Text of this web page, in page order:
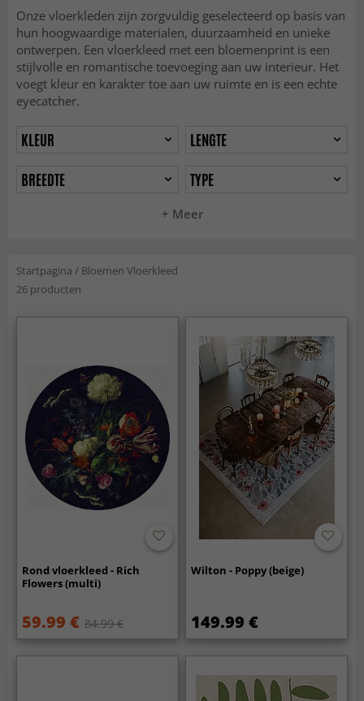
Onze vloerkleden zijn zorgvuldig geselecteerd op basis van
hun hoogwaardige materialen, duurzaamheid en unieke
ontwerpen. Een vloerkleed met een bloemenprint is een
stijlvolle en romantische toevoeging aan uw interieur. Het
voegt kleur en karakter toe aan uw ruimte en is een echte
eyecatcher.
+ Meer
KLEUR
LENGTE
BREEDTE
TYPE
Startpagina / Bloemen Vloerkleed
26 producten
Rond vloerkleed - Rich
Flowers (multi)
59.99 € 84.99 €
Wilton - Poppy (beige)
149.99 €